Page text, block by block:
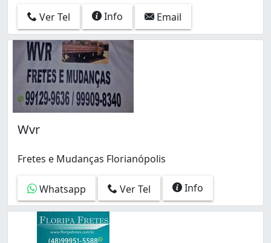
Ver Tel Info Email
Wvr
Fretes e Mudanças Florianópolis
Whatsapp Ver Tel Info